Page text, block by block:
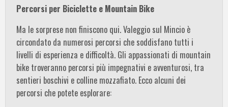
Percorsi per Biciclette e Mountain Bike
Ma le sorprese non finiscono qui. Valeggio sul Mincio è
circondato da numerosi percorsi che soddisfano tutti i
livelli di esperienza e difficoltà. Gli appassionati di mountain
bike troveranno percorsi più impegnativi e avventurosi, tra
sentieri boschivi e colline mozzafiato. Ecco alcuni dei
percorsi che potete esplorare: